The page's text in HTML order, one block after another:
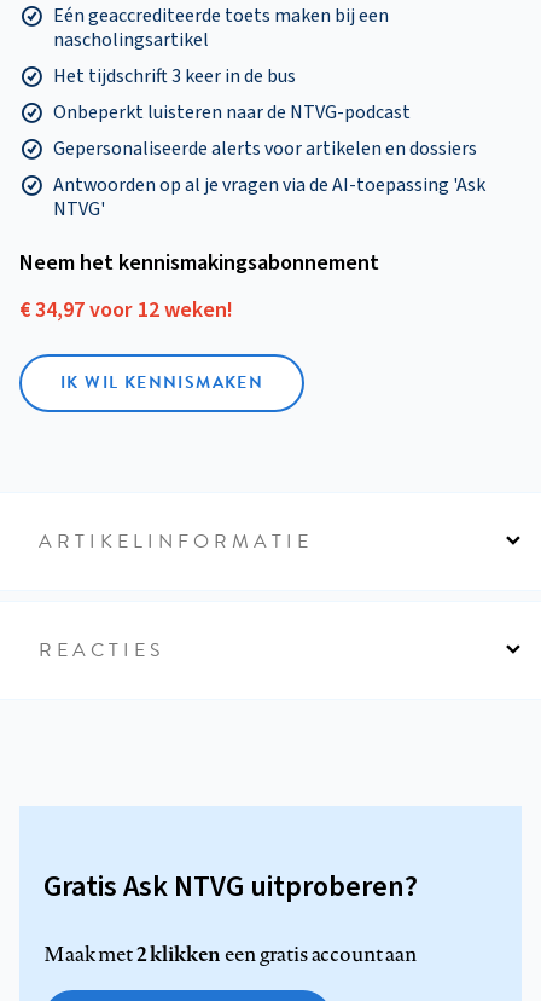
Eén geaccrediteerde toets maken bij een
nascholingsartikel
Het tijdschrift 3 keer in de bus
Onbeperkt luisteren naar de NTVG-podcast
Gepersonaliseerde alerts voor artikelen en dossiers
Antwoorden op al je vragen via de AI-toepassing 'Ask
NTVG'
Neem het kennismakings­abonnement
€ 34,97 voor 12 weken!
IK WIL KENNISMAKEN
ARTIKELINFORMATIE
REACTIES
Gratis Ask NTVG uitproberen?
Maak met2 klikkeneen gratis account aan